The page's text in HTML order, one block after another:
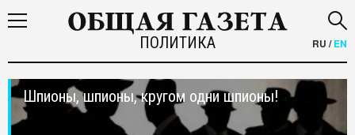
ПОЛИТИКА RU /EN
Шпионы, шпионы, кругом одни шпионы!